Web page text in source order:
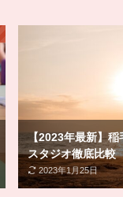
【2023年最新】稲
スタジオ徹底比較
2023年1月25日